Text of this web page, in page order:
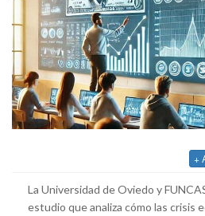
+
La Universidad de Oviedo y
estudio que analiza cómo las crisis